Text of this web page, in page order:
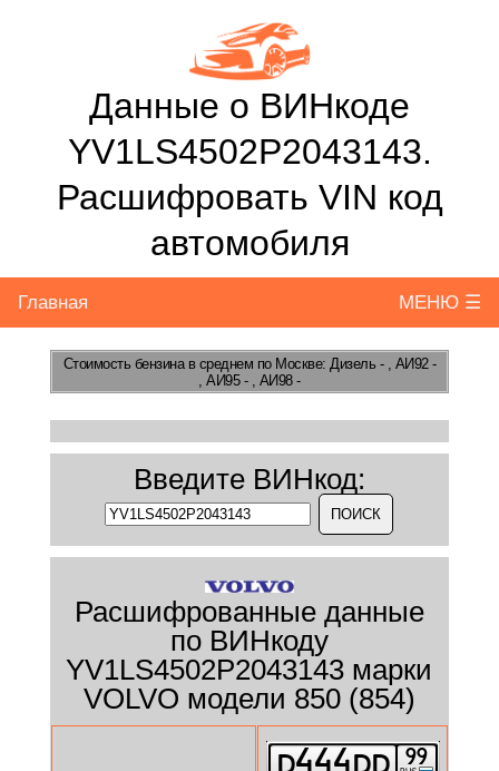
Данные о ВИНкоде
YV1LS4502P2043143.
Расшифровать VIN код
автомобиля
Главная МЕНЮ ☰
Стоимость бензинав среднем по Москве: Дизель - , АИ92 -
, АИ95 - , АИ98 -
Введите ВИНкод:
Расшифрованные данные
по ВИНкоду
YV1LS4502P2043143 марки
VOLVO модели 850 (854)